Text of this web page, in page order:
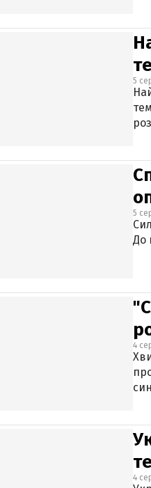
5
5
До
4
4